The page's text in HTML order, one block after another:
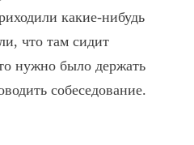
какие-нибудь
что там сидит
нужно было держать
собеседование.